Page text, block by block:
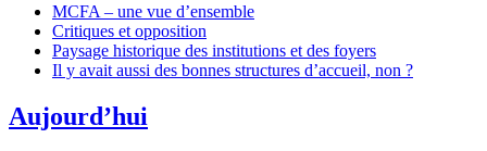
MCFA – une vue d’ensemble
Critiques et opposition
Paysage historique des institutions et des foyers
Il y avait aussi des bonnes structures d’accueil, non ?
Aujourd’hui